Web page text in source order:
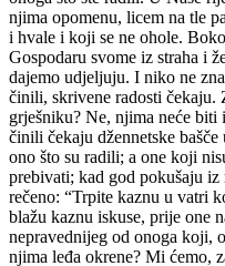
njima opomenu, licem na tle
i hvale i koji se ne ohole.
Gospodaru svome iz straha i
dajemo udjeljuju. I niko ne
činili, skrivene radosti čekaju.
grješniku? Ne, njima neće
činili čekaju džennetske
ono što su radili; a one koji
prebivati; kad god pokušaju
rečeno: “Trpite kaznu u vatri
blažu kaznu iskuse, prije one
nepravednijeg od onoga koji,
njima leđa okrene? Mi ćemo,